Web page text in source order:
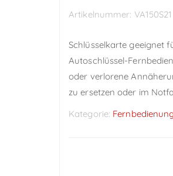
Artikelnummer: VA150S21
Schlüsselkarte geeignet
Autoschlüssel-
oder verlorene
zu ersetzen oder im
Kategorie: